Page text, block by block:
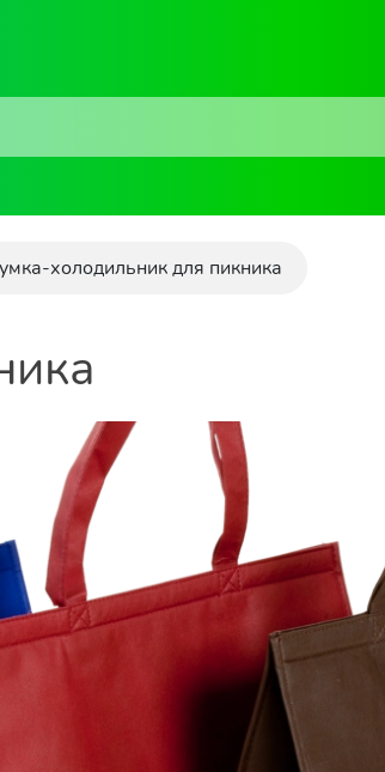
холодильник для пикника